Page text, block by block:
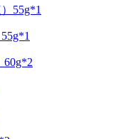
55g*1
60g*2